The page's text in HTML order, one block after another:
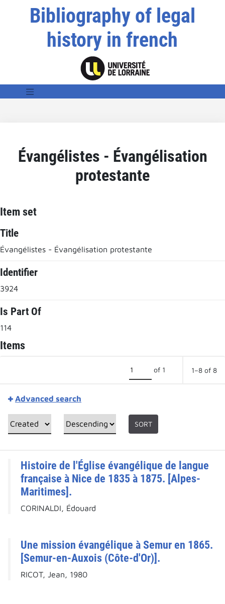
Bibliography of legal
history in french
Évangélistes - Évangélisation
protestante
Item set
Title
Évangélistes - Évangélisation protestante
Identifier
3924
Is Part Of
114
Items
of 1 1–8 of 8
Advanced search
SORT
Histoire de l'Église évangélique de langue
française à Nice de 1835 à 1875. [Alpes-
Maritimes].
CORINALDI, Édouard
Une mission évangélique à Semur en 1865.
[Semur-en-Auxois (Côte-d'Or)].
RICOT, Jean, 1980